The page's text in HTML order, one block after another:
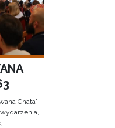
Chata”